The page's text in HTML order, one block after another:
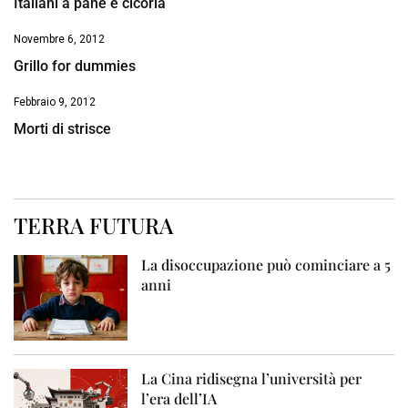
Italiani a pane e cicoria
Novembre 6, 2012
Grillo for dummies
Febbraio 9, 2012
Morti di strisce
TERRA FUTURA
La disoccupazione può cominciare a 5
anni
La Cina ridisegna l’università per
l’era dell’IA